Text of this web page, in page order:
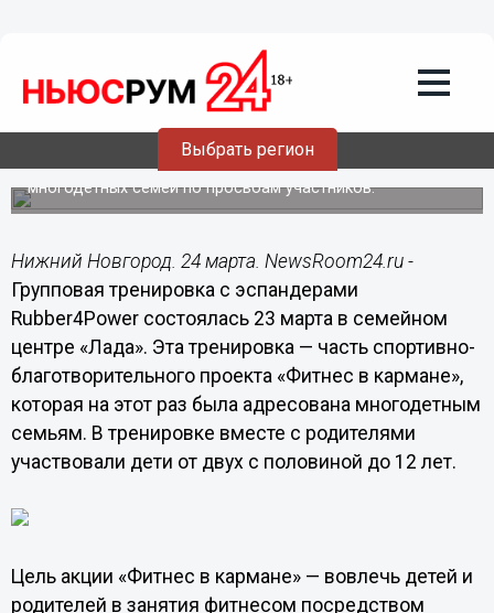
Выбрать регион
Спортивно-благотворительная акция
«Фитнес в кармане» прошла в
нижегородском семейном центре
«Лада»
Организаторы акции повторили ее «на бис» для
многодетных семей по просьбам участников.
Нижний Новгород. 24 марта. NewsRoom24.ru -
Групповая тренировка с эспандерами
Rubber4Power состоялась 23 марта в семейном
центре «Лада». Эта тренировка — часть спортивно-
благотворительного проекта «Фитнес в кармане»,
которая на этот раз была адресована многодетным
семьям. В тренировке вместе с родителями
участвовали дети от двух с половиной до 12 лет.
Цель акции «Фитнес в кармане» — вовлечь детей и
родителей в занятия фитнесом посредством